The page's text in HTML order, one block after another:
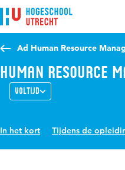
Direct naar de inhoud
Direct naar de hoofdnavigatie
Direct naar de zoekfunctie
Ad Human Resource
Human Resource
Voltijd
In het kort Tijdens de